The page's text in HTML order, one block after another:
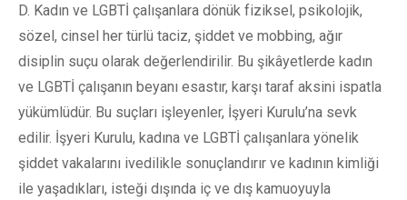
D. Kadın ve LGBTİ çalışanlara dönük fiziksel, psikolojik,
sözel, cinsel her türlü taciz, şiddet ve mobbing, ağır
disiplin suçu olarak değerlendirilir. Bu şikâyetlerde kadın
ve LGBTİ çalışanın beyanı esastır, karşı taraf aksini ispatla
yükümlüdür. Bu suçları işleyenler, İşyeri Kurulu’na sevk
edilir. İşyeri Kurulu, kadına ve LGBTİ çalışanlara yönelik
şiddet vakalarını ivedilikle sonuçlandırır ve kadının kimliği
ile yaşadıkları, isteği dışında iç ve dış kamuoyuyla